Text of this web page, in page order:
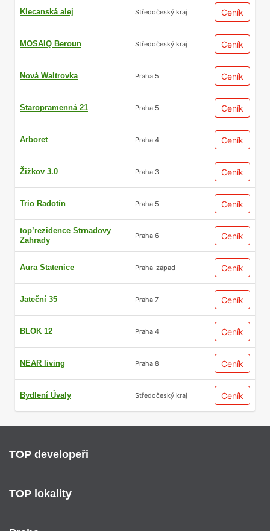
Klecanská alej Středočeský kraj Ceník
MOSAIQ Beroun Středočeský kraj Ceník
Nová Waltrovka Praha 5 Ceník
Staropramenná 21 Praha 5 Ceník
Arboret Praha 4 Ceník
Žižkov 3.0 Praha 3 Ceník
Trio Radotín Praha 5 Ceník
top’rezidence Strnadovy
Zahrady
Praha 6 Ceník
Aura Statenice Praha-západ Ceník
Jateční 35 Praha 7 Ceník
BLOK 12 Praha 4 Ceník
NEAR living Praha 8 Ceník
Bydlení Úvaly Středočeský kraj Ceník
TOP developeři
TOP lokality